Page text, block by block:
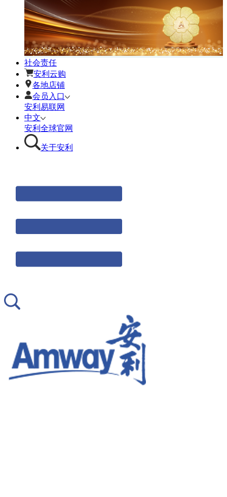
社会责任
安利云购
各地店铺
会员入口
安利易联网
中文
安利全球官网
关于安利